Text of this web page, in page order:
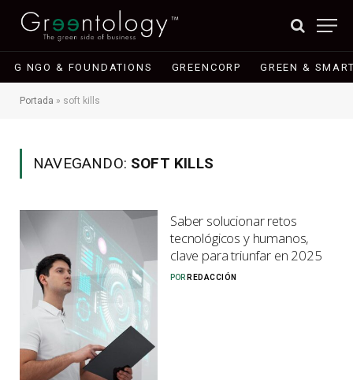
G NGO & FOUNDATIONS GREENCORP GREEN &
Portada » soft kills
NAVEGANDO: SOFT KILLS
Saber solucionar retos
tecnológicos y humanos,
clave para triunfar en 2025
POR REDACCIÓN